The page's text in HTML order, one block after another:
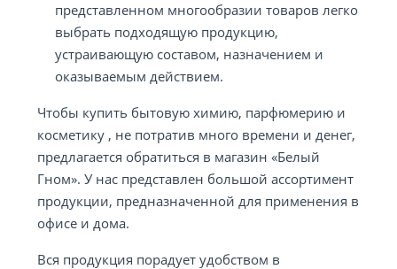
представленном многообразии товаров легко
выбрать подходящую продукцию,
устраивающую составом, назначением и
оказываемым действием.
Чтобы купить бытовую химию, парфюмерию и
косметику , не потратив много времени и денег,
предлагается обратиться в магазин «Белый
Гном». У нас представлен большой ассортимент
продукции, предназначенной для применения в
офисе и дома.
Вся продукция порадует удобством в